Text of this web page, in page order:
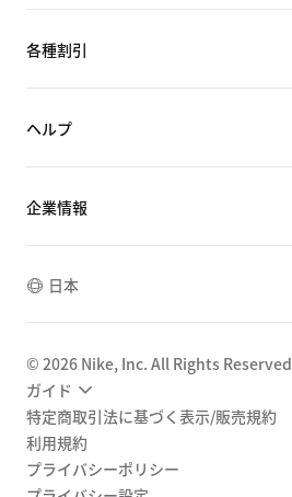
各種割引
ヘルプ
企業情報
日本
© 2026 Nike, Inc. All Rights Reserved
ガイド
特定商取引法に基づく表示/販売規約
利用規約
プライバシーポリシー